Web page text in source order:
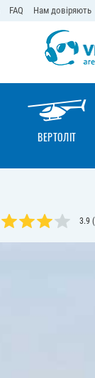
FAQ Нам довіряють
ВЕРТОЛІТ
3.9 (